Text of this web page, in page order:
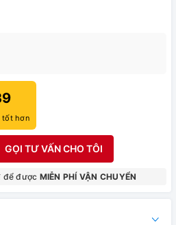
tốt hơn
GỌI TƯ VẤN CHO TÔI
để được MIỄN PHÍ VẬN CHUYỂN